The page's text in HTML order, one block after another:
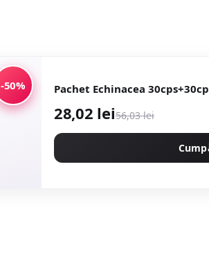
-50% Pachet Echinacea
28,02 lei56,03 lei